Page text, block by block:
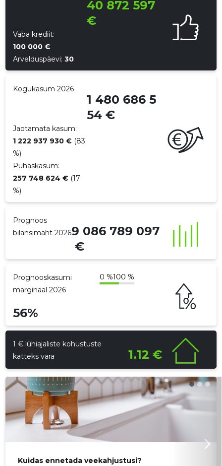
40 872 597
€
Vaba krediit:
100 000 €
Arvelduspäevi:30
Kogukasum 2026
1 480 686 5
54 €
Jaotamata kasum:
1 222 937 930 € (83
%)
Puhaskasum:
257 748 624 € (17
%)
Prognoos
bilansimaht 20269 086 789 097
€
Prognooskasumi
marginaal 2026
0 %100 %
56%
1 € lühiajaliste kohustuste
katteks vara
1.12 €
Kuidas ennetada veekahjustusi?